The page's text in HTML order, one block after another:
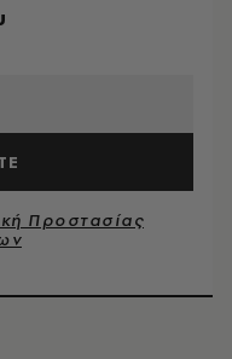
Προστασίας